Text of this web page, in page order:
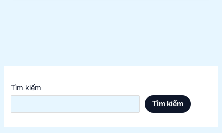
Tìm kiếm
Tìm kiếm
vạch